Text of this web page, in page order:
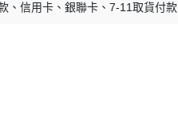
信用卡 銀聯卡 7-11取貨付款